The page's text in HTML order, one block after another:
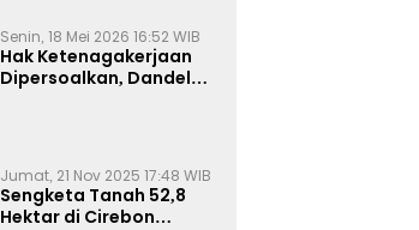
Resmi
Senin, 18 Mei 2026 16:52 WIB
Hak Ketenagakerjaan
Dipersoalkan, Dandel
Jumat, 21 Nov 2025 17:48 WIB
Sengketa Tanah 52,8
Hektar di Cirebon